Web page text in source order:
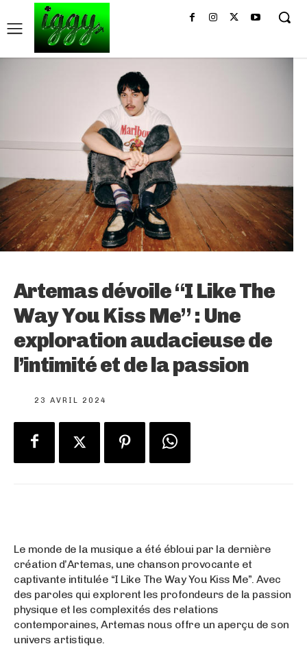
Artemas dévoile “I Like The
Way You Kiss Me” : Une
exploration audacieuse de
l’intimité et de la passion
23 AVRIL 2024
Le monde de la musique a été ébloui par la dernière
création d’Artemas, une chanson provocante et
captivante intitulée “I Like The Way You Kiss Me”. Avec
des paroles qui explorent les profondeurs de la passion
physique et les complexités des relations
contemporaines, Artemas nous offre un aperçu de son
univers artistique.